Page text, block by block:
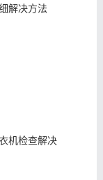
解决方法
机检查解决